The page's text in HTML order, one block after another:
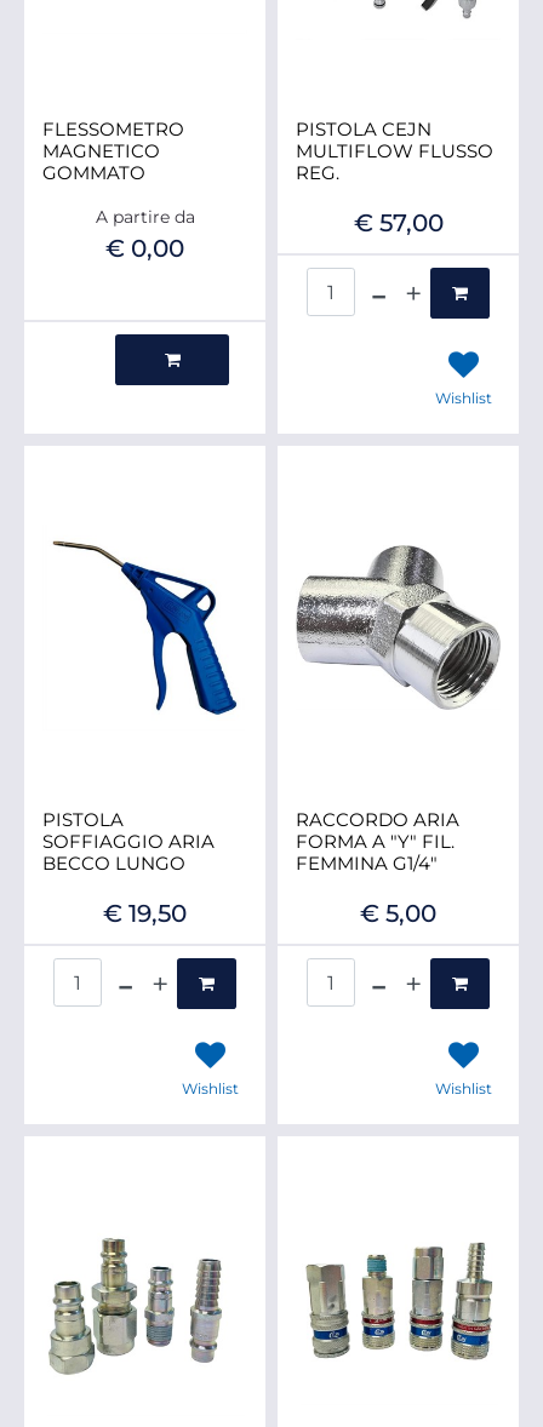
FLESSOMETRO
MAGNETICO
GOMMATO
A partire da
€ 0,00
PISTOLA CEJN
MULTIFLOW FLUSSO
REG.
€ 57,00
Wishlist
PISTOLA
SOFFIAGGIO ARIA
BECCO LUNGO
€ 19,50
Wishlist
RACCORDO ARIA
FORMA A "Y" FIL.
FEMMINA G1/4"
€ 5,00
Wishlist